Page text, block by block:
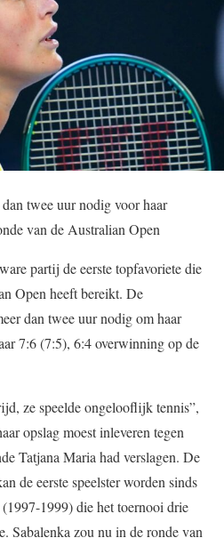
twee uur nodig voor haar
van de Australian Open
partij de eerste topfavoriete die
Open heeft bereikt. De
dan twee uur nodig om haar
7:6 (7:5), 6:4 overwinning op de
ze speelde ongelooflijk tennis”,
opslag moest inleveren tegen
Tatjana Maria had verslagen. De
de eerste speelster worden sinds
1999) die het toernooi drie
Sabalenka zou nu in de ronde van